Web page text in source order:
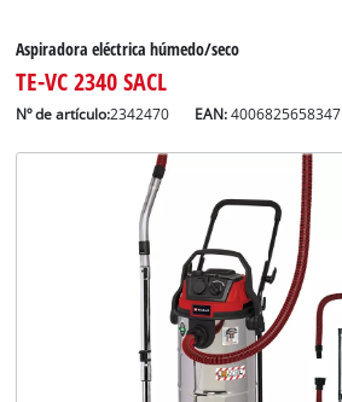
Aspiradora eléctrica húmedo/seco
TE-VC 2340 SACL
Nº de artículo:2342470 EAN:4006825658347